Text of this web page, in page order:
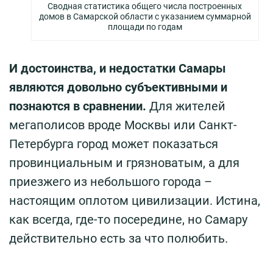
Сводная статистика общего числа построенных
домов в Самарской области с указанием суммарной
площади по годам
И достоинства, и недостатки Самары
являются довольно субъективными и
познаются в сравнении. Для жителей
мегаполисов вроде Москвы или Санкт-
Петербурга город может показаться
провинциальным и грязноватым, а для
приезжего из небольшого города –
настоящим оплотом цивилизации. Истина,
как всегда, где-то посередине, но Самару
действительно есть за что полюбить.